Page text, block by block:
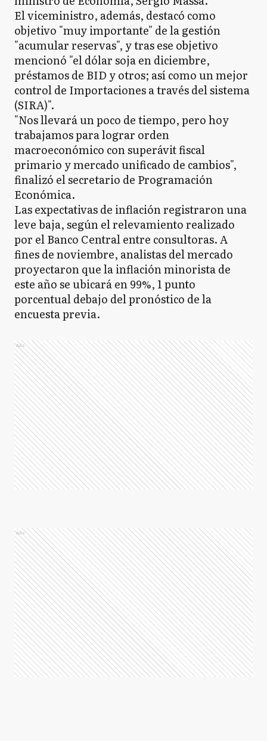
El viceministro, además, destacó como
objetivo "muy importante" de la gestión
"acumular reservas", y tras ese objetivo
mencionó "el dólar soja en diciembre,
préstamos de BID y otros; así como un mejor
control de Importaciones a través del sistema
(SIRA)".
"Nos llevará un poco de tiempo, pero hoy
trabajamos para lograr orden
macroeconómico con superávit fiscal
primario y mercado unificado de cambios",
finalizó el secretario de Programación
Económica.
Las expectativas de inflación registraron una
leve baja, según el relevamiento realizado
por el Banco Central entre consultoras. A
fines de noviembre, analistas del mercado
proyectaron que la inflación minorista de
este año se ubicará en 99%, 1 punto
porcentual debajo del pronóstico de la
encuesta previa.
Ads
Ads